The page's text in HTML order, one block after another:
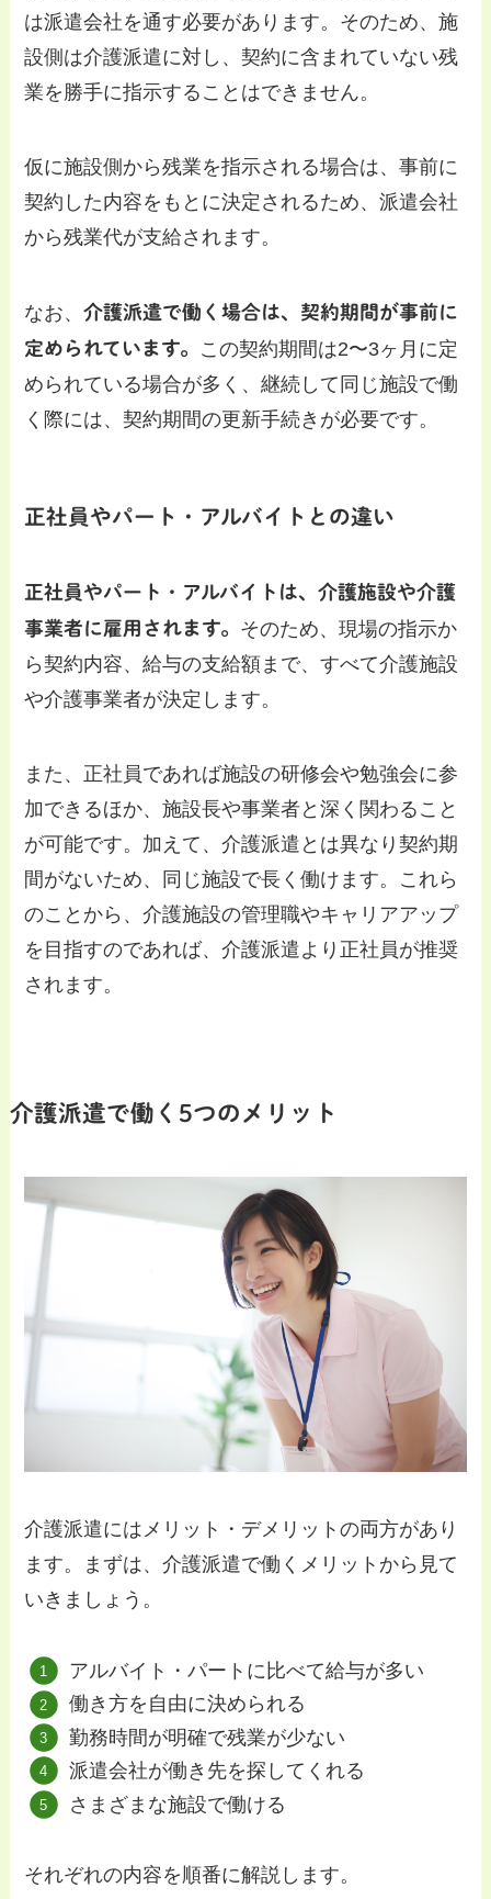
は派遣会社を通す必要があります。そのため、施
設側は介護派遣に対し、契約に含まれていない残
業を勝手に指示することはできません。
仮に施設側から残業を指示される場合は、事前に
契約した内容をもとに決定されるため、派遣会社
から残業代が支給されます。
なお、介護派遣で働く場合は、契約期間が事前に
定められています。 この契約期間は2〜3ヶ月に定
められている場合が多く、継続して同じ施設で働
く際には、契約期間の更新手続きが必要です。
正社員やパート・アルバイトとの違い
正社員やパート・アルバイトは、介護施設や介護
事業者に雇用されます。 そのため、現場の指示か
ら契約内容、給与の支給額まで、すべて介護施設
や介護事業者が決定します。
また、正社員であれば施設の研修会や勉強会に参
加できるほか、施設長や事業者と深く関わること
が可能です。加えて、介護派遣とは異なり契約期
間がないため、同じ施設で長く働けます。これら
のことから、介護施設の管理職やキャリアアップ
を目指すのであれば、介護派遣より正社員が推奨
されます。
介護派遣で働く5つのメリット
介護派遣にはメリット・デメリットの両方があり
ます。まずは、介護派遣で働くメリットから見て
いきましょう。
アルバイト・パートに比べて給与が多い
働き方を自由に決められる
勤務時間が明確で残業が少ない
派遣会社が働き先を探してくれる
さまざまな施設で働ける
それぞれの内容を順番に解説します。